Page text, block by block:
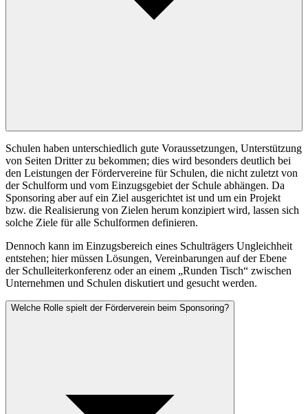
Schulen haben unterschiedlich gute Voraussetzungen, Unterstützung
von Seiten Dritter zu bekommen; dies wird besonders deutlich bei
den Leistungen der Fördervereine für Schulen, die nicht zuletzt von
der Schulform und vom Einzugsgebiet der Schule abhängen. Da
Sponsoring aber auf ein Ziel ausgerichtet ist und um ein Projekt
bzw. die Realisierung von Zielen herum konzipiert wird, lassen sich
solche Ziele für alle Schulformen definieren.
Dennoch kann im Einzugsbereich eines Schulträgers Ungleichheit
entstehen; hier müssen Lösungen, Vereinbarungen auf der Ebene
der Schulleiterkonferenz oder an einem „Runden Tisch“ zwischen
Unternehmen und Schulen diskutiert und gesucht werden.
Welche Rolle spielt der Förderverein beim Sponsoring?